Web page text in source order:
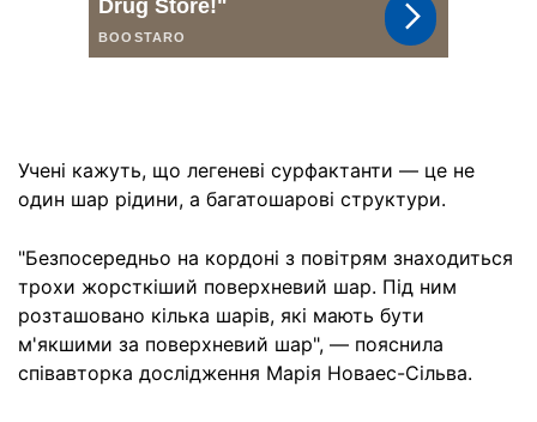
Учені кажуть, що легеневі сурфактанти — це не
один шар рідини, а багатошарові структури.
"Безпосередньо на кордоні з повітрям знаходиться
трохи жорсткіший поверхневий шар. Під ним
розташовано кілька шарів, які мають бути
м'якшими за поверхневий шар", — пояснила
співавторка дослідження Марія Новаес-Сільва.